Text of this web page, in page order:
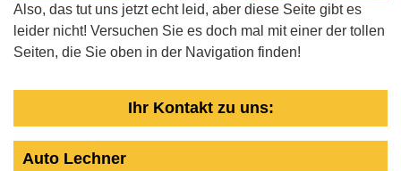
Also, das tut uns jetzt echt leid, aber diese Seite gibt es
leider nicht! Versuchen Sie es doch mal mit einer der tollen
Seiten, die Sie oben in der Navigation finden!
Ihr Kontakt zu uns:
Auto Lechner